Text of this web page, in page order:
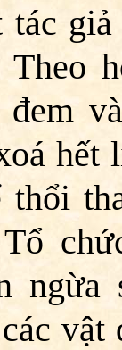
tác
Theo
hết
thổi
vật